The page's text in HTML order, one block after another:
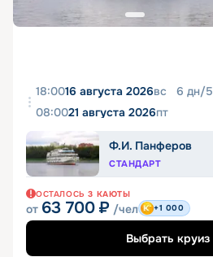
18:0016 августа 2026вс 6 дн/5
08:0021 августа 2026пт
Ф.И. Панферов
СТАНДАРТ
ОСТАЛОСЬ 3 КАЮТЫ
от 63 700 ₽ /чел +1 000
Выбрать круиз